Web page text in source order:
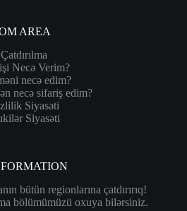
AREA
Çatdırılma
Necə Verim?
necə edim?
necə sifariş edim?
Siyasəti
Siyasəti
bütün regionlarına çatdırırıq!
bölümümüzü oxuya bilərsiniz.